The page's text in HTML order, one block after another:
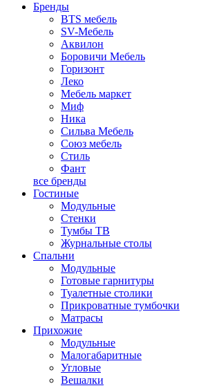
Бренды
BTS мебель
SV-Мебель
Аквилон
Боровичи Мебель
Горизонт
Леко
Мебель маркет
Миф
Ника
Сильва Мебель
Союз мебель
Стиль
Фант
все бренды
Гостиные
Модульные
Стенки
Тумбы ТВ
Журнальные столы
Спальни
Модульные
Готовые гарнитуры
Туалетные столики
Прикроватные тумбочки
Матрасы
Прихожие
Модульные
Малогабаритные
Угловые
Вешалки